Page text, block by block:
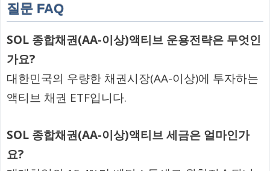
질문 FAQ
SOL 종합채권(AA-이상)액티브 운용전략은 무엇인
가요?
대한민국의 우량한 채권시장(AA-이상)에 투자하는
액티브 채권 ETF입니다.
SOL 종합채권(AA-이상)액티브 세금은 얼마인가
요?